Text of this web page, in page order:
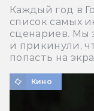
Каждый год в
список самых
сценариев. Мы
и прикинули,
попасть на
Кино